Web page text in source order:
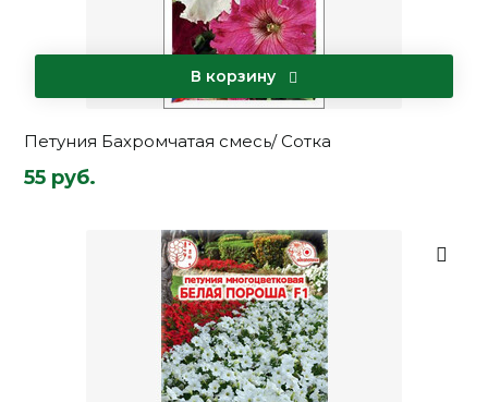
В корзину
Петуния Бахромчатая смесь/ Сотка
55 руб.